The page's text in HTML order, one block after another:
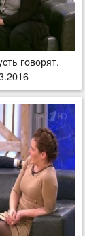
говорят.